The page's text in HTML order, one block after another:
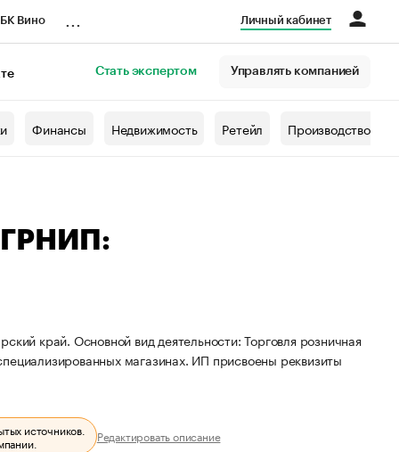
Вино Личный кабинет
Стать экспертом Управлять компанией
Финансы Недвижимость Ретейл Производство
край. Основной вид деятельности: Торговля розничная
магазинах. ИП присвоены реквизиты
источников.
Редактировать описание